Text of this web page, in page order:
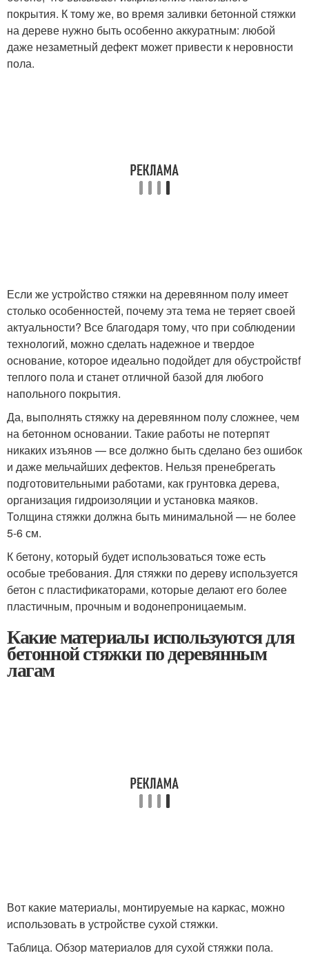
покрытия. К тому же, во время заливки бетонной стяжки
на дереве нужно быть особенно аккуратным: любой
даже незаметный дефект может привести к неровности
пола.
Если же устройство стяжки на деревянном полу имеет
столько особенностей, почему эта тема не теряет своей
актуальности? Все благодаря тому, что при соблюдении
технологий, можно сделать надежное и твердое
основание, которое идеально подойдет для обустройствf
теплого пола и станет отличной базой для любого
напольного покрытия.
Да, выполнять стяжку на деревянном полу сложнее, чем
на бетонном основании. Такие работы не потерпят
никаких изъянов — все должно быть сделано без ошибок
и даже мельчайших дефектов. Нельзя пренебрегать
подготовительными работами, как грунтовка дерева,
организация гидроизоляции и установка маяков.
Толщина стяжки должна быть минимальной — не более
5-6 см.
К бетону, который будет использоваться тоже есть
особые требования. Для стяжки по дереву используется
бетон с пластификаторами, которые делают его более
пластичным, прочным и водонепроницаемым.
Какие материалы используются для
бетонной стяжки по деревянным
лагам
Вот какие материалы, монтируемые на каркас, можно
использовать в устройстве сухой стяжки.
Таблица. Обзор материалов для сухой стяжки пола.